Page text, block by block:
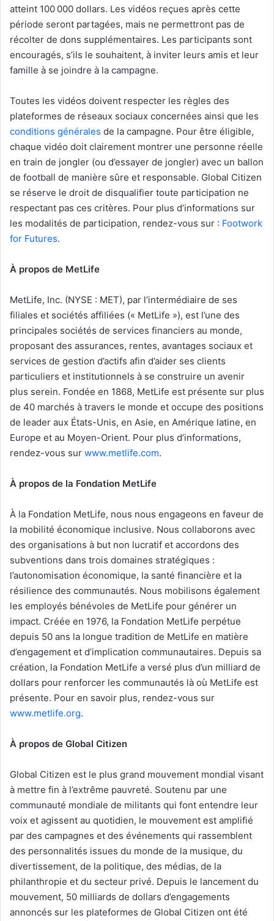
atteint 100 000 dollars. Les vidéos reçues après cette
période seront partagées, mais ne permettront pas de
récolter de dons supplémentaires. Les participants sont
encouragés, s’ils le souhaitent, à inviter leurs amis et leur
famille à se joindre à la campagne.
Toutes les vidéos doivent respecter les règles des
plateformes de réseaux sociaux concernées ainsi que les
conditions générales de la campagne. Pour être éligible,
chaque vidéo doit clairement montrer une personne réelle
en train de jongler (ou d’essayer de jongler) avec un ballon
de football de manière sûre et responsable. Global Citizen
se réserve le droit de disqualifier toute participation ne
respectant pas ces critères. Pour plus d’informations sur
les modalités de participation, rendez-vous sur : Footwork
for Futures.
À propos de MetLife
MetLife, Inc. (NYSE : MET), par l’intermédiaire de ses
filiales et sociétés affiliées (« MetLife »), est l’une des
principales sociétés de services financiers au monde,
proposant des assurances, rentes, avantages sociaux et
services de gestion d’actifs afin d’aider ses clients
particuliers et institutionnels à se construire un avenir
plus serein. Fondée en 1868, MetLife est présente sur plus
de 40 marchés à travers le monde et occupe des positions
de leader aux États-Unis, en Asie, en Amérique latine, en
Europe et au Moyen-Orient. Pour plus d’informations,
rendez-vous sur www.metlife.com.
À propos de la Fondation MetLife
À la Fondation MetLife, nous nous engageons en faveur de
la mobilité économique inclusive. Nous collaborons avec
des organisations à but non lucratif et accordons des
subventions dans trois domaines stratégiques :
l’autonomisation économique, la santé financière et la
résilience des communautés. Nous mobilisons également
les employés bénévoles de MetLife pour générer un
impact. Créée en 1976, la Fondation MetLife perpétue
depuis 50 ans la longue tradition de MetLife en matière
d’engagement et d’implication communautaires. Depuis sa
création, la Fondation MetLife a versé plus d’un milliard de
dollars pour renforcer les communautés là où MetLife est
présente. Pour en savoir plus, rendez-vous sur
www.metlife.org.
À propos de Global Citizen
Global Citizen est le plus grand mouvement mondial visant
à mettre fin à l’extrême pauvreté. Soutenu par une
communauté mondiale de militants qui font entendre leur
voix et agissent au quotidien, le mouvement est amplifié
par des campagnes et des événements qui rassemblent
des personnalités issues du monde de la musique, du
divertissement, de la politique, des médias, de la
philanthropie et du secteur privé. Depuis le lancement du
mouvement, 50 milliards de dollars d’engagements
annoncés sur les plateformes de Global Citizen ont été